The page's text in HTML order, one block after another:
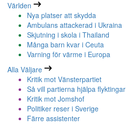
Världen
Nya platser att skydda
Ambulans attackerad i Ukraina
Skjutning i skola i Thailand
Många barn kvar i Ceuta
Varning för värme i Europa
Alla Väljare
Kritik mot Vänsterpartiet
Så vill partierna hjälpa flyktingar
Kritik mot Jomshof
Politiker reser i Sverige
Färre assistenter